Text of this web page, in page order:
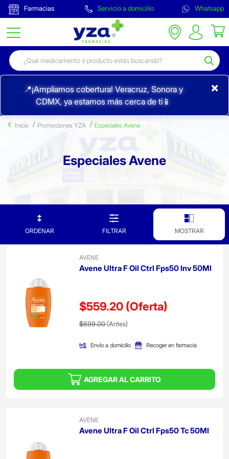
Farmacias Servicio a domicilio Whatsapp
📍¡Ampliamos cobertura! Veracruz, Sonora y
CDMX, ya estamos más cerca de ti📱
×
Inicio Promociones YZA Especiales Avene
Especiales Avene
ORDENAR FILTRAR MOSTRAR
AVENE
Avene Ultra F Oil Ctrl Fps50 Inv 50Ml
$559.20 (Oferta)
Precio reducido de
$699.00(Antes)(Oferta)
Envío a domicilio Recoger en farmacia
AGREGAR AL CARRITO
AVENE
Avene Ultra F Oil Ctrl Fps50 Tc 50Ml